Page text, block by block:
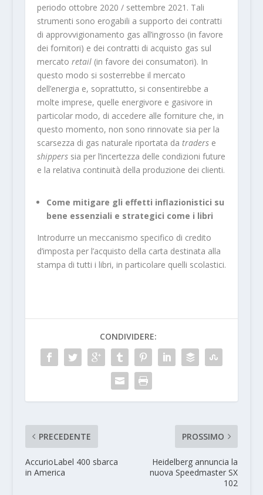
periodo ottobre 2020 / settembre 2021. Tali
strumenti sono erogabili a supporto dei contratti
di approvvigionamento gas all’ingrosso (in favore
dei fornitori) e dei contratti di acquisto gas sul
mercato retail (in favore dei consumatori). In
questo modo si sosterrebbe il mercato
dell’energia e, soprattutto, si consentirebbe a
molte imprese, quelle energivore e gasivore in
particolar modo, di accedere alle forniture che, in
questo momento, non sono rinnovate sia per la
scarsezza di gas naturale riportata da traders e
shippers sia per l’incertezza delle condizioni future
e la relativa continuità della produzione dei clienti.
Come mitigare gli effetti inflazionistici su
bene essenziali e strategici come i libri
Introdurre un meccanismo specifico di credito
d’imposta per l’acquisto della carta destinata alla
stampa di tutti i libri, in particolare quelli scolastici.
CONDIVIDERE:
PRECEDENTE
AccurioLabel 400 sbarca
in America
PROSSIMO
Heidelberg annuncia la
nuova Speedmaster SX
102